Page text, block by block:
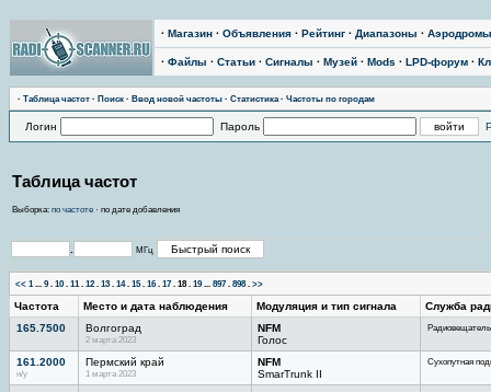
· Магазин · Объявления · Рейтинг · Диапазоны · Аэродромы
· Файлы · Статьи · Сигналы · Музей · Mods · LPD-форум ·
· Тaблицa чaстoт · Поиск · Ввод новой частоты · Статистика· Частоты по городам
Логин Пароль
Таблица частот
Выборка: по частоте · по дате добавления
МГц
<< 1... 9. 10 . 11. 12. 13 . 14. 15. 16. 17 . 18. 19... 897 . 898. >>
Частота Место и дата наблюдения Модуляция и тип сигнала
Служба
165.7500
Волгоград
2 марта 2023
NFM
Голос
161.2000
н/у
Пермский край
1 марта 2023
NFM
SmarTrunk II
Сухопутная